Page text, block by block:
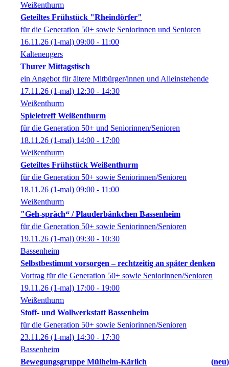
Weißenthurm
Geteiltes Frühstück "Rheindörfer"
für die Generation 50+ sowie Seniorinnen und Senioren
16.11.26 (1-mal) 09:00 - 11:00
Kaltenengers
Thurer Mittagstisch
ein Angebot für ältere Mitbürger/innen und Alleinstehende
17.11.26 (1-mal) 12:30 - 14:30
Weißenthurm
Spieletreff Weißenthurm
für die Generation 50+ und Seniorinnen/Senioren
18.11.26 (1-mal) 14:00 - 17:00
Weißenthurm
Geteiltes Frühstück Weißenthurm
für die Generation 50+ sowie Seniorinnen/Senioren
18.11.26 (1-mal) 09:00 - 11:00
Weißenthurm
"Geh-spräch“ / Plauderbänkchen Bassenheim
für die Generation 50+ sowie Seniorinnen/Senioren
19.11.26 (1-mal) 09:30 - 10:30
Bassenheim
Selbstbestimmt vorsorgen – rechtzeitig an später denken
Vortrag für die Generation 50+ sowie Seniorinnen/Senioren
19.11.26 (1-mal) 17:00 - 19:00
Weißenthurm
Stoff- und Wollwerkstatt Bassenheim
für die Generation 50+ sowie Seniorinnen/Senioren
23.11.26 (1-mal) 14:30 - 17:30
Bassenheim
Bewegungsgruppe Mülheim-Kärlich
neu